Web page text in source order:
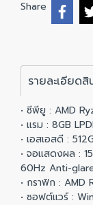
Share
รายละเอียดสิ
• ซีพียู : AMD
• แรม : 8GB
• เอสเอสดี :
• จอแสดงผล :
60Hz Anti-
• กราฟิก : AMD
• ซอฟต์แวร์ :